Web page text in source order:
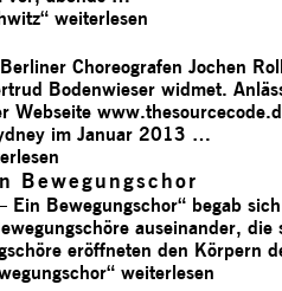
weiterlesen
Berliner Choreografen Jochen
Bodenwieser widmet.
im Januar 2013 …
Bewe­gungschor
Ein Bewegungschor“ begab
auseinander,
eröffneten den Körpern
weiterlesen